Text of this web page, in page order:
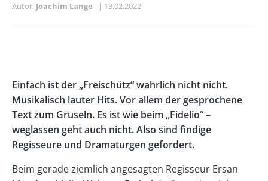
Autor Joachim Lange Publikationsdatum
13.02.2022
Left
Rectangle
Right
Body
Einfach ist der „Freischütz“ wahrlich nicht nicht.
Musikalisch lauter Hits. Vor allem der gesprochene
Text zum Gruseln. Es ist wie beim „Fidelio“ –
weglassen geht auch nicht. Also sind findige
Regisseure und Dramaturgen gefordert.
Beim gerade ziemlich angesagten Regisseur Ersan